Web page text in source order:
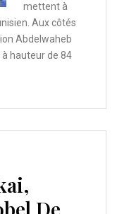
mettent à
Aux côtés
Abdelwaheb
hauteur de 84